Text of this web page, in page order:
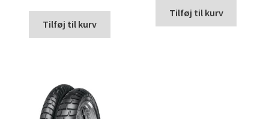
Tilføj til kurv
Tilføj til kurv